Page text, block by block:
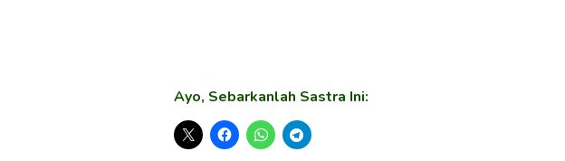
Ayo, Sebarkanlah Sastra Ini: